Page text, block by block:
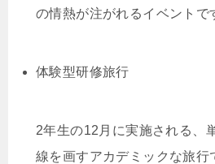
の情熱が注がれるイベントで
体験型研修旅行
2年生の12月に実施される、
線を画すアカデミックな旅行